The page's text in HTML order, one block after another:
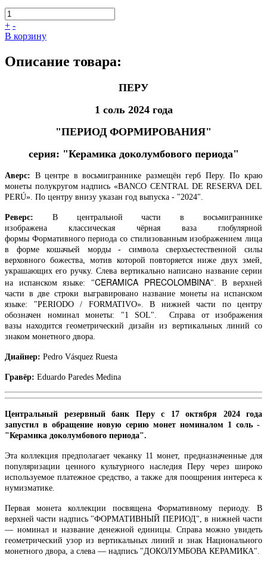
+ -
В корзину
Описание товара:
ПЕРУ
1 соль 2024 года
"ПЕРИОД ФОРМИРОВАНИЯ"
серия: "Керамика доколумбового периода"
Аверс: В центре в восьмиграннике размещён герб Перу. По краю
монеты полукругом надпись «BANCO CENTRAL DE RESERVA DEL
PERÚ». По центру внизу указан год выпуска - "2024".
Реверс: В центральной части в восьмиграннике
изображена классическая чёрная ваза глобулярной
формы Формативного периода со стилизованным изображением лица
в форме кошачьей морды- символа сверхъестественной силы
верховного божества, мотив которой повторяется ниже двух змей,
украшающих его ручку. Слева вертикально написано название серии
на испанском языке: "CERAMICA PRECOLOMBINA". В верхней
части в две строки выгравировано название монеты на испанском
языке: "PERIODO / FORMATIVO». В нижней части по центру
обозначен номинал монеты: "1 SOL".
Справа от изображения
вазы находится геометрический дизайн из вертикальных линий со
знаком монетного двора.
Диайнер: Pedro Vásquez Ruesta
Гравёр: Eduardo Paredes Medina
Центральный резервный банк Перу с 17 октября 2024 года
запустил в обращение новую серию монет номиналом 1 соль -
"Керамика доколумбового периода".
Эта коллекция предполагает чеканку 11 монет, предназначенные для
популяризации ценного культурного наследия Перу через широко
используемое платежное средство, а также для поощрения интереса к
нумизматике.
Первая монета коллекции посвящена Формативному периоду. В
верхней части надпись "ФОРМАТИВНЫЙ ПЕРИОД", в нижней части
— номинал и название денежной единицы. Справа можно увидеть
геометрический узор из вертикальных линий и знак Национального
монетного двора, а слева — надпись "ДОКОЛУМБОВА КЕРАМИКА".